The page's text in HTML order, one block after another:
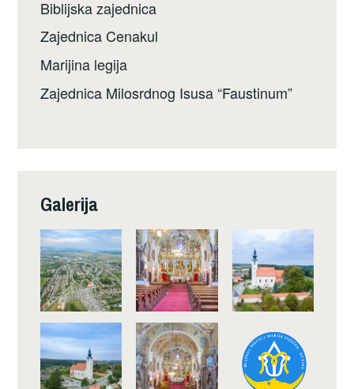
Biblijska zajednica
Zajednica Cenakul
Marijina legija
Zajednica Milosrdnog Isusa “Faustinum”
Galerija